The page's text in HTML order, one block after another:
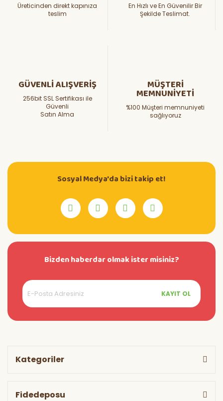
Üreticinden direkt kapınıza
teslim
En Hızlı ve En Güvenilir Bir
Şekilde Teslimat.
GÜVENLİ ALIŞVERİŞ
256bit SSL Sertifikası ile
Güvenli
Satın Alma
MÜŞTERİ
MEMNUNİYETİ
%100 Müşteri memnuniyeti
sağlıyoruz
Sosyal Medya'da bizi takip et!
Bizden haberdar olmak ister misiniz?
KAYIT OL
Kategoriler
Fidedeposu